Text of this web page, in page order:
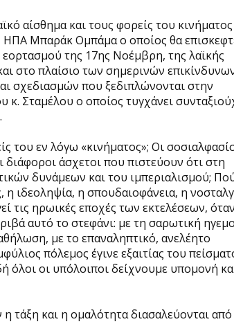
αίσθημα και τους φορείς του κινήματος
Μπαράκ Ομπάμα ο οποίος θα
της 17ης Νοέμβρη, της λαϊκής
στο πλαίσιο των σημερινών
σχεδιασμών που ξεδιπλώνονται στην
Σταμέλου ο οποίος τυγχάνει
του εν λόγω «κινήματος»; Οι
άσχετοι που πιστεύουν ότι στη
δυνάμεων και του ιμπεριαλισμού;
η ιδεοληψία, η σπουδαιοφάνεια, η
τις ηρωικές εποχές των εκτελέσεων,
αυτό το στεφάνι: με τη σαρωτική
με το επαναληπτικό, ανελέητο
πόλεμος έγινε εξαιτίας του
όλοι οι υπόλοιποι δείχνουμε υπομονή
τάξη και η ομαλότητα διασαλεύονται από